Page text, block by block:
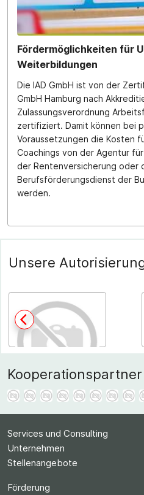
Fördermöglichkeiten für
Weiterbildungen
Die IAD GmbH ist von der
GmbH Hamburg nach
Zulassungsverordnung
zertifiziert. Damit können bei
Voraussetzungen die Kosten
Coachings von der Agentur
der Rentenversicherung oder
Berufsförderungsdienst der
werden.
Unsere
Kooperationspartner
Services und Consulting
Unternehmen
Stellenangebote
Förderung